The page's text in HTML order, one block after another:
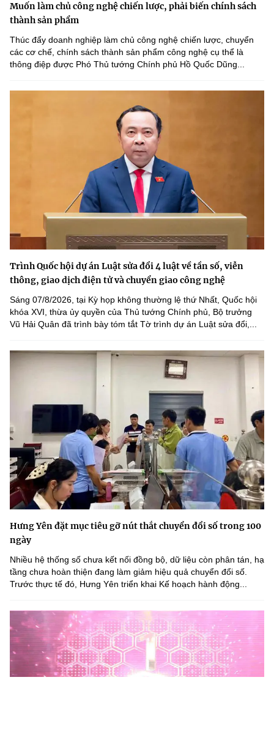
Muốn làm chủ công nghệ chiến lược, phải biến chính sách
thành sản phẩm
Thúc đẩy doanh nghiệp làm chủ công nghệ chiến lược, chuyển
các cơ chế, chính sách thành sản phẩm công nghệ cụ thể là
thông điệp được Phó Thủ tướng Chính phủ Hồ Quốc Dũng...
Trình Quốc hội dự án Luật sửa đổi 4 luật về tần số, viễn
thông, giao dịch điện tử và chuyển giao công nghệ
Sáng 07/8/2026, tại Kỳ họp không thường lệ thứ Nhất, Quốc hội
khóa XVI, thừa ủy quyền của Thủ tướng Chính phủ, Bộ trưởng
Vũ Hải Quân đã trình bày tóm tắt Tờ trình dự án Luật sửa đổi,...
Hưng Yên đặt mục tiêu gỡ nút thắt chuyển đổi số trong 100
ngày
Nhiều hệ thống số chưa kết nối đồng bộ, dữ liệu còn phân tán, hạ
tầng chưa hoàn thiện đang làm giảm hiệu quả chuyển đổi số.
Trước thực tế đó, Hưng Yên triển khai Kế hoạch hành động...